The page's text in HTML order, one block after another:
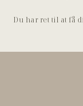
Du har ret til at få